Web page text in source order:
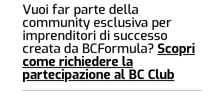
Vuoi far parte della
community esclusiva per
imprenditori di successo
creata da BCFormula? Scopri
come richiedere la
partecipazione al BC Club